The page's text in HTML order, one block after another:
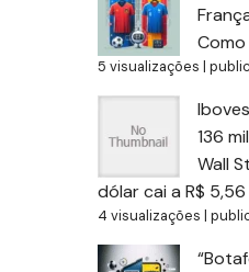
Como
5 visualizações |
136
Wall
dólar cai a R$
4 visualizações |